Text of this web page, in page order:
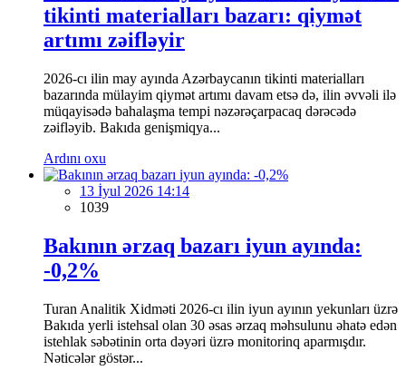
tikinti materialları bazarı: qiymət
artımı zəifləyir
2026-cı ilin may ayında Azərbaycanın tikinti materialları
bazarında mülayim qiymət artımı davam etsə də, ilin əvvəli ilə
müqayisədə bahalaşma tempi nəzərəçarpacaq dərəcədə
zəifləyib. Bakıda genişmiqya...
Ardını oxu
13 İyul 2026 14:14
1039
Bakının ərzaq bazarı iyun ayında:
-0,2%
Turan Analitik Xidməti 2026-cı ilin iyun ayının yekunları üzrə
Bakıda yerli istehsal olan 30 əsas ərzaq məhsulunu əhatə edən
istehlak səbətinin orta dəyəri üzrə monitorinq aparmışdır.
Nəticələr göstər...